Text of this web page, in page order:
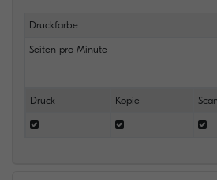
Druckfarbe
Seiten pro Minute
Druck Kopie Scan